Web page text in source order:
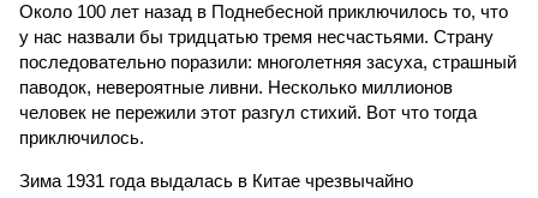
Около 100 лет назад в Поднебесной приключилось то, что
у нас назвали бы тридцатью тремя несчастьями. Страну
последовательно поразили: многолетняя засуха, страшный
паводок, невероятные ливни. Несколько миллионов
человек не пережили этот разгул стихий. Вот что тогда
приключилось.
Зима 1931 года выдалась в Китае чрезвычайно